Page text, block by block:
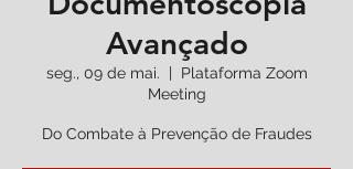
Avançado
seg., 09 de mai.
  |
Plataforma Zoom
Meeting
Do Combate à Prevenção de Fraudes